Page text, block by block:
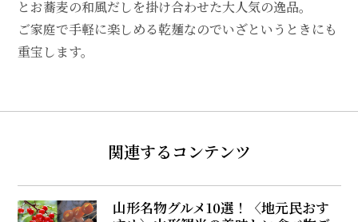
とお蕎麦の和風だしを掛け合わせた大人気の逸品。
ご家庭で手軽に楽しめる乾麺なのでいざというときにも
重宝します。
関連するコンテンツ
山形名物グルメ10選！〈地元民おす